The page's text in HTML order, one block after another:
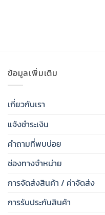
ข้อมูลเพิ่มเติม
เกี่ยวกับเรา
แจ้งชำระเงิน
คำถามที่พบบ่อย
ช่องทางจำหน่าย
การจัดส่งสินค้า / ค่าจัดส่ง
การรับประกันสินค้า